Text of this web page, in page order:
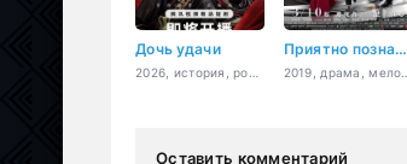
Дочь удачи Приятно познакомиться
Оставить комментарий